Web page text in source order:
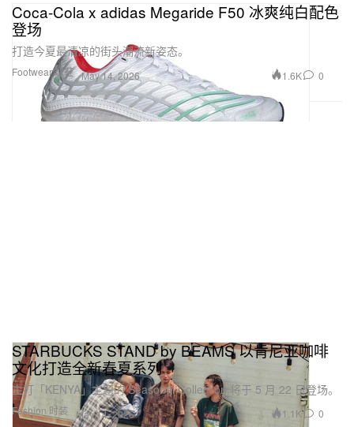
Footwear 球鞋
Coca‑Cola x adidas Megaride F50 冰爽纯白配色
登场
打造今夏最清凉的街头潮流新姿态。
May 14, 2026 1.6K 0
Fashion 时装
STARBUCKS STAND by BEAMS 以肯尼亚咖啡
文化打造全新春夏系列
主打「KENYA」主题的 Seasonal Collection 将于 5 月 22 日登场。
May 14, 2026 1.1K 0